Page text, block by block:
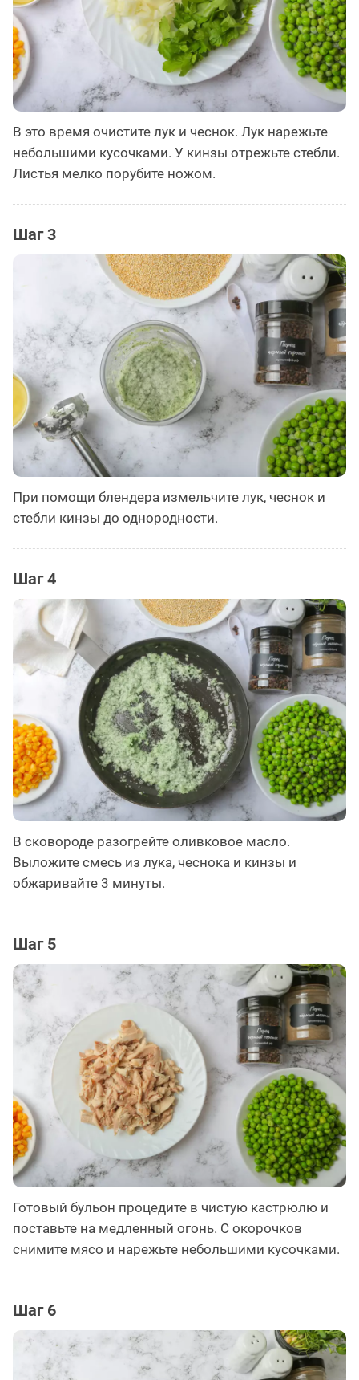
В это время очистите лук и чеснок. Лук нарежьте
небольшими кусочками. У кинзы отрежьте стебли.
Листья мелко порубите ножом.
Шаг 3
При помощи блендера измельчите лук, чеснок и
стебли кинзы до однородности.
Шаг 4
В сковороде разогрейте оливковое масло.
Выложите смесь из лука, чеснока и кинзы и
обжаривайте 3 минуты.
Шаг 5
Готовый бульон процедите в чистую кастрюлю и
поставьте на медленный огонь. С окорочков
снимите мясо и нарежьте небольшими кусочками.
Шаг 6